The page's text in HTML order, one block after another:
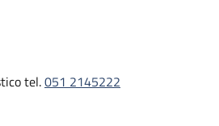
tel.051 2145222